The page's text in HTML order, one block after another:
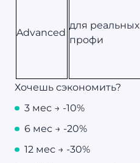
Advanced
для реальных
профи
Хочешь сэкономить?
3 мес → -10%
6 мес → -20%
12 мес → -30%